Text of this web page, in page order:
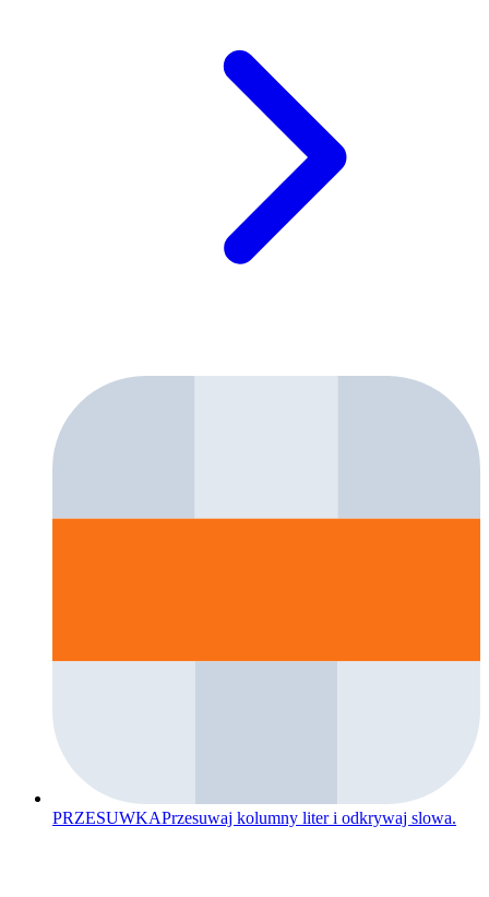
PRZESUWKAPrzesuwaj kolumny liter i odkrywaj slowa.